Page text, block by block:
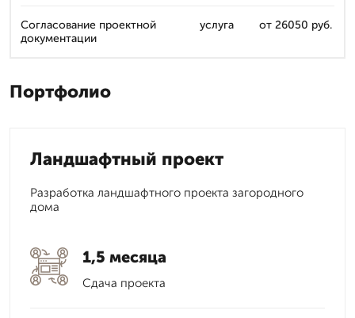
Согласование проектной
документации
услуга от 26050 руб.
Портфолио
Ландшафтный проект
Разработка ландшафтного проекта загородного
дома
1,5 месяца
Сдача проекта